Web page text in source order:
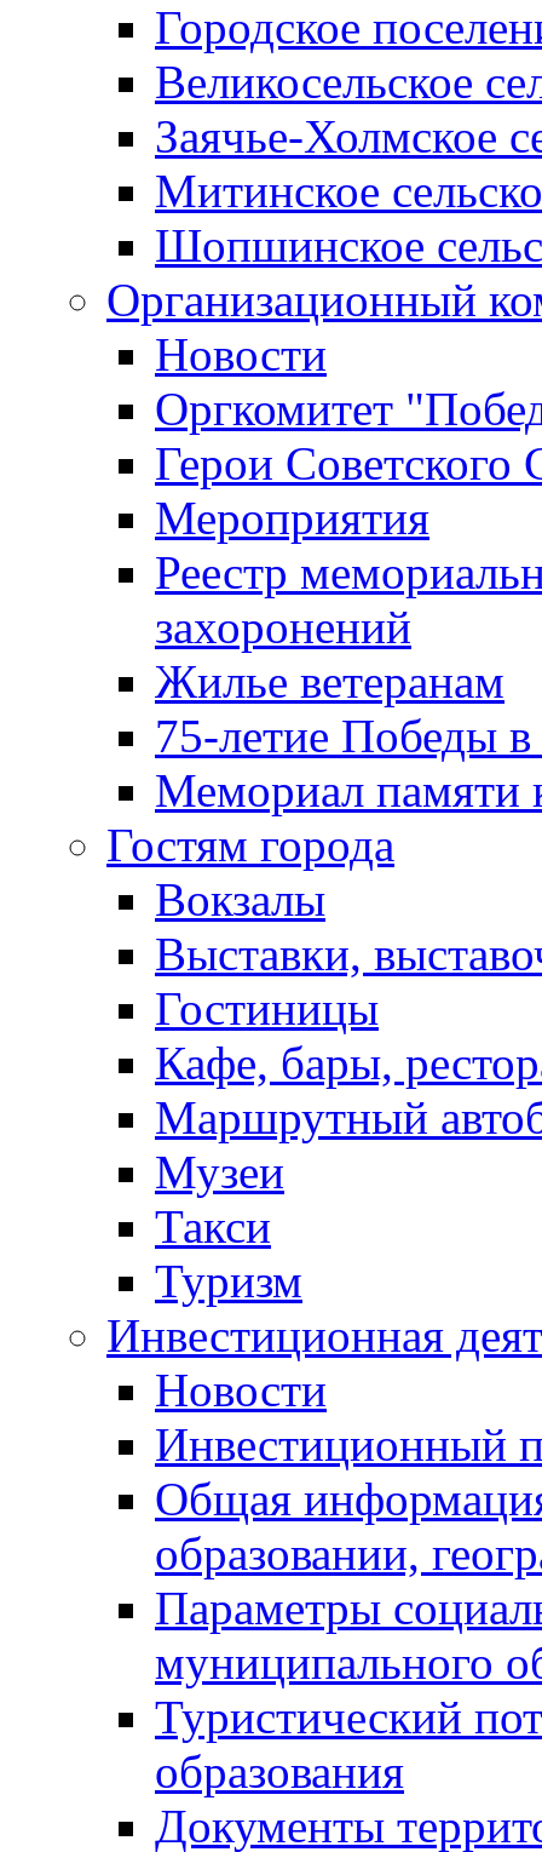
Городское
Великосельское
Заячье-Холмское
Митинское
Шопшинское
Организационный
Новости
Оргкомитет
Герои Советского
Мероприятия
Реестр
захоронений
Жилье ветеранам
75-летие Победы
Мемориал памяти
Гостям города
Вокзалы
Выставки,
Гостиницы
Кафе, бары,
Маршрутный
Музеи
Такси
Туризм
Инвестиционная
Новости
Инвестиционный
Общая
образовании,
Параметры
муниципального
Туристический
образования
Документы